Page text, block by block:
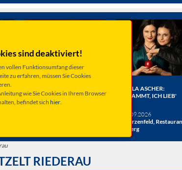
sind deaktiviert!
vollen Funktionsumfang dieser
zu erfahren, müssen Sie Cookies
wie Sie Cookies in Ihrem Browser
befindet sich hier.
DAS JUBILÄUMSKONZERT
verschiedene Termine
ANGELA ASCHER:
VERDAMMT, ICH LIEB'
Sa 19.09.2026
Schwarzenfeld,
Miesberg
RIEDERAU